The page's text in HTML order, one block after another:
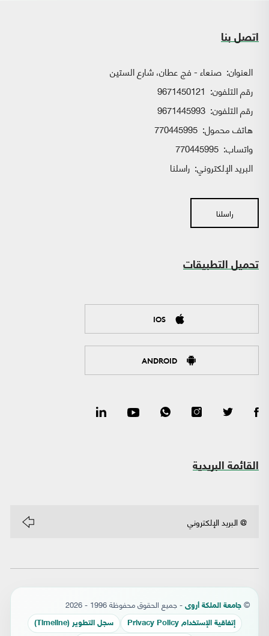
اتصل بنا
العنوان: صنعاء - فج عطان، شارع الستين
رقم التلفون: 9671450121
رقم التلفون: 9671445993
هاتف محمول: 770445995
واتساب:
البريد الإلكتروني: راسلنا
راسلنا
تحميل التطبيقات
IOS
ANDROID
القائمة البريدية
© جامعة الملكة أروى - جميع الحقوق محفوظة 1996 - 2026
إتفاقية الإستخدام Privacy Policy سجل التطوير (Timeline)